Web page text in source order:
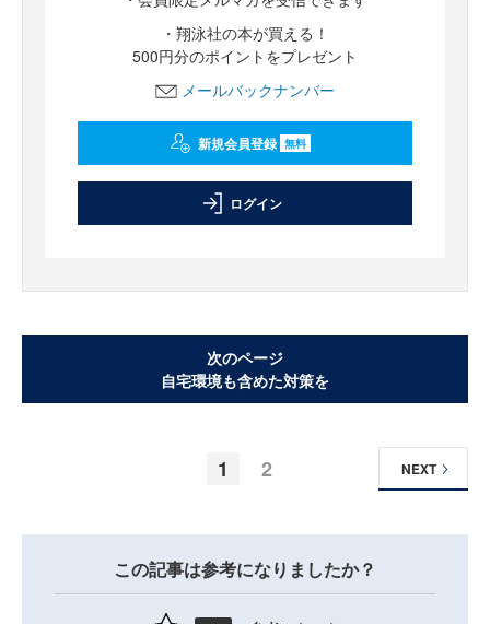
・翔泳社の本が買える！
500円分のポイントをプレゼント
メールバックナンバー
新規会員登録 無料
ログイン
次のページ
自宅環境も含めた対策を
1 2 NEXT
この記事は参考になりましたか？